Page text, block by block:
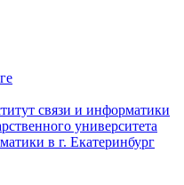
связи и информатики
университета
в г. Екатеринбург